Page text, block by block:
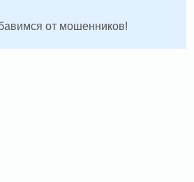
от мошенников!